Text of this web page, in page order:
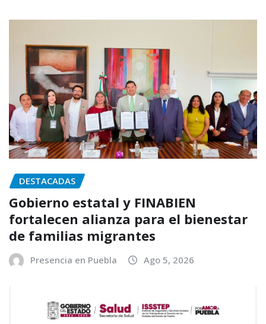
DESTACADAS
Gobierno estatal y FINABIEN
fortalecen alianza para el bienestar
de familias migrantes
Presencia en Puebla Ago 5, 2026